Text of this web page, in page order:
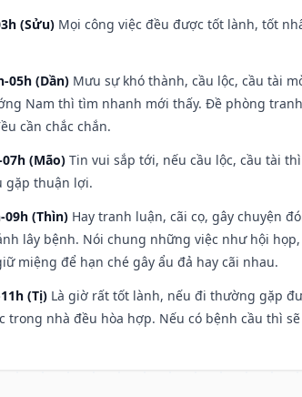
(Sửu) Mọi công việc đều được tốt lành, tốt
05h (Dần) Mưu sự khó thành, cầu lộc, cầu tài
Nam thì tìm nhanh mới thấy. Đề phòng
cần chắc chắn.
(Mão) Tin vui sắp tới, nếu cầu lộc, cầu tài
gặp thuận lợi.
09h (Thìn) Hay tranh luận, cãi cọ, gây chuyện
lây bệnh. Nói chung những việc như hội
miệng để hạn ché gây ẩu đả hay cãi nhau.
(Tị) Là giờ rất tốt lành, nếu đi thường gặp
trong nhà đều hòa hợp. Nếu có bệnh cầu thì